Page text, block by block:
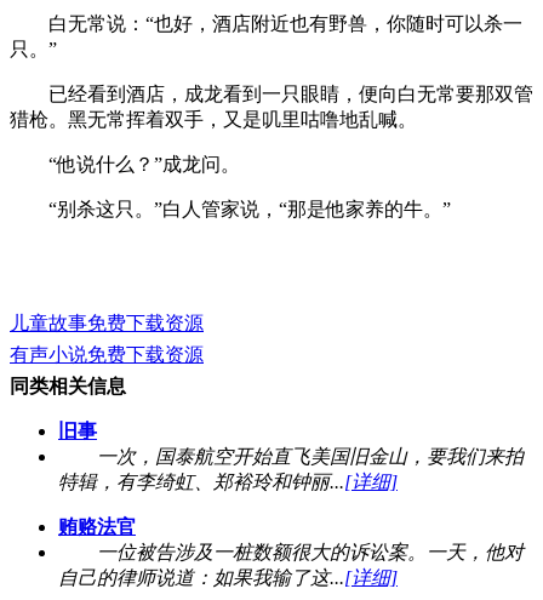
白无常说：“也好，酒店附近也有野兽，你随时可以杀一
只。”
已经看到酒店，成龙看到一只眼睛，便向白无常要那双管
猎枪。黑无常挥着双手，又是叽里咕噜地乱喊。
“他说什么？”成龙问。
“别杀这只。”白人管家说，“那是他家养的牛。”
儿童故事免费下载资源
有声小说免费下载资源
同类相关信息
旧事
一次，国泰航空开始直飞美国旧金山，要我们来拍
特辑，有李绮虹、郑裕玲和钟丽...[详细]
贿赂法官
一位被告涉及一桩数额很大的诉讼案。一天，他对
自己的律师说道：如果我输了这...[详细]